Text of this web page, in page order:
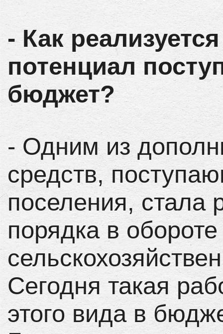
- Как
потенциал
бюджет?
- Одним из
средств,
поселения, стала
порядка в
Сегодня такая
этого вида в